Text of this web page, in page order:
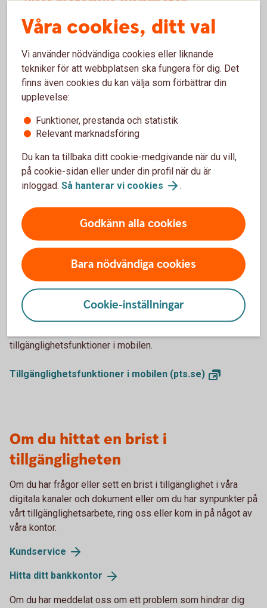
Om du har vissa motoriska svårigheter finns det
olika funktioner och hjälpmedel som kan göra det
enklare för dig att sköta dina bankärenden.
Det går att navigera runt på våra webbplatser
med hjälp av tangentbordet.
Våra webbplatser som sormlandssparbank.se,
internetbanken och apparna följer en struktur som
är enkel att följa.
särskild programvara som kan underlätta vid
telefon- och videosamtal.
Tillgänglighetsfunktioner i mobilen
Mobiltelefoner erbjuder en rad tillgänglighetsfunktioner
som gör det enklare för alla att använda enheten. Exempel
på sådana funktioner är textförstoring, justering av
tryckhastighet samt möjligheten att styra mobilen med
fysiska knappar. Post- och telestyrelsen har tagit fram en
tillgänglighetsfunktioner i mobilen.
Tillgänglighetsfunktioner i mobilen (pts.se)
Om du hittat en brist i
tillgängligheten
Om du har frågor eller sett en brist i tillgänglighet i våra
digitala kanaler och dokument eller om du har synpunkter på
vårt tillgänglighetsarbete, ring oss eller kom in på något av
våra kontor.
Kundservice
Hitta ditt bankkontor
Om du har meddelat oss om ett problem som hindrar dig
Våra cookies, ditt val
Vi använder nödvändiga cookies eller liknande
tekniker för att webbplatsen ska fungera för dig. Det
finns även cookies du kan välja som förbättrar din
upplevelse:
Funktioner, prestanda och statistik
Relevant marknadsföring
Du kan ta tillbaka ditt cookie-medgivande när du vill,
på cookie-sidan eller under din profil när du är
inloggad. Så hanterar vi cookies .
Godkänn alla cookies
Bara nödvändiga cookies
Cookie-inställningar